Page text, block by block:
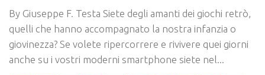
By Giuseppe F. Testa Siete degli amanti dei giochi retrò,
quelli che hanno accompagnato la nostra infanzia o
giovinezza? Se volete ripercorrere e rivivere quei giorni
anche su i vostri moderni smartphone siete nel...